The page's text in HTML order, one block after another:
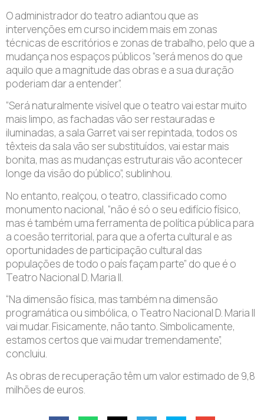
O administrador do teatro adiantou que as
intervenções em curso incidem mais em zonas
técnicas de escritórios e zonas de trabalho, pelo que a
mudança nos espaços públicos “será menos do que
aquilo que a magnitude das obras e a sua duração
poderiam dar a entender”.
“Será naturalmente visível que o teatro vai estar muito
mais limpo, as fachadas vão ser restauradas e
iluminadas, a sala Garret vai ser repintada, todos os
têxteis da sala vão ser substituídos, vai estar mais
bonita, mas as mudanças estruturais vão acontecer
longe da visão do público”, sublinhou.
No entanto, realçou, o teatro, classificado como
monumento nacional, “não é só o seu edifício físico,
mas é também uma ferramenta de política pública para
a coesão territorial, para que a oferta cultural e as
oportunidades de participação cultural das
populações de todo o país façam parte” do que é o
Teatro Nacional D. Maria II.
“Na dimensão física, mas também na dimensão
programática ou simbólica, o Teatro Nacional D. Maria II
vai mudar. Fisicamente, não tanto. Simbolicamente,
estamos certos que vai mudar tremendamente”,
concluiu.
As obras de recuperação têm um valor estimado de 9,8
milhões de euros.